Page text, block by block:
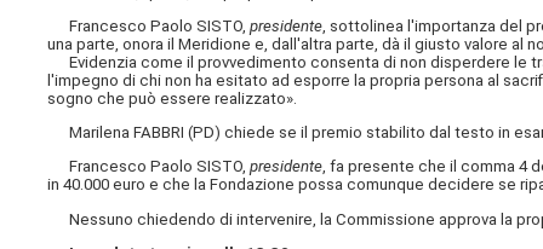
Francesco Paolo SISTO,presidente, sottolinea l'importanza del
una parte, onora il Meridione e, dall'altra parte, dà il giusto valore
Evidenzia come il provvedimento consenta di non disperdere le
l'impegno di chi non ha esitato ad esporre la propria persona al
sogno che può essere realizzato».
Marilena FABBRI (PD) chiede se il premio stabilito dal testo in
Francesco Paolo SISTO,presidente, fa presente che il comma 4
in 40.000 euro e che la Fondazione possa comunque decidere se
Nessuno chiedendo di intervenire, la Commissione approva la